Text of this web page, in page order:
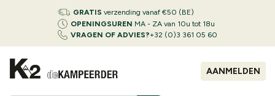
GRATIS verzending vanaf €50 (BE)
OPENINGSUREN MA - ZA van 10u tot 18u
VRAGEN OF ADVIES?+32 (0)3 361 05 60
AANMELDEN